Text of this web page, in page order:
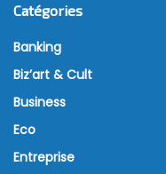
Catégories
Banking
Biz’art & Cult
Business
Eco
Entreprise